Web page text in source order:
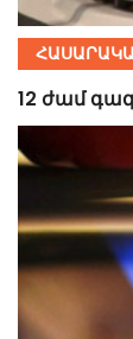
12 ժամ գազ